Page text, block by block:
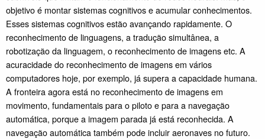
objetivo é montar sistemas cognitivos e acumular conhecimentos.
Esses sistemas cognitivos estão avançando rapidamente. O
reconhecimento de linguagens, a tradução simultânea, a
robotização da linguagem, o reconhecimento de imagens etc. A
acuracidade do reconhecimento de imagens em vários
computadores hoje, por exemplo, já supera a capacidade humana.
A fronteira agora está no reconhecimento de imagens em
movimento, fundamentais para o piloto e para a navegação
automática, porque a imagem parada já está reconhecida. A
navegação automática também pode incluir aeronaves no futuro.